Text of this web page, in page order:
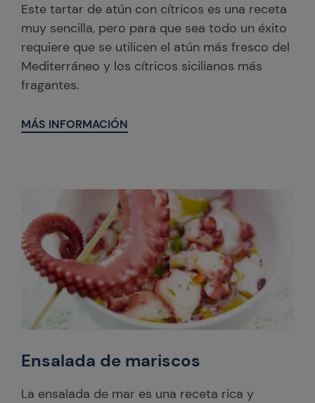
Este tartar de atún con cítricos es una receta
muy sencilla, pero para que sea todo un éxito
requiere que se utilicen el atún más fresco del
Mediterráneo y los cítricos sicilianos más
fragantes.
MÁS INFORMACIÓN
Ensalada de mariscos
La ensalada de mar es una receta rica y